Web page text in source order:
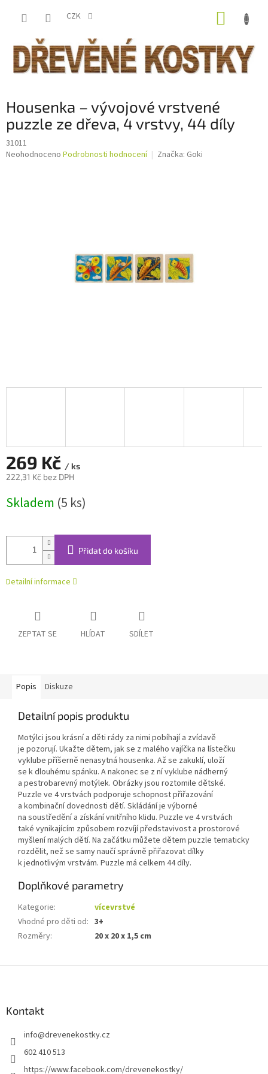
CZK
Housenka – vývojové vrstvené
puzzle ze dřeva, 4 vrstvy, 44 díly
31011
Průměrné
Neohodnoceno Podrobnosti hodnocení Značka: Goki
269 Kč / ks
222,31 Kč bez DPH
cena:
Skladem (5 ks)
Přidat do košíku
Detailní informace
ZEPTAT SE HLÍDAT SDÍLET
Popis Diskuze
Detailní popis produktu
Motýlci jsou krásní a děti rády za nimi pobíhají a zvídavě
je pozorují. Ukažte dětem, jak se z malého vajíčka na lístečku
vyklube příšerně nenasytná housenka. Až se zakuklí, uloží
se k dlouhému spánku. A nakonec se z ní vyklube nádherný
a pestrobarevný motýlek. Obrázky jsou roztomile dětské.
Puzzle ve 4 vrstvách podporuje schopnost přiřazování
a kombinační dovednosti dětí. Skládání je výborné
na soustředění a získání vnitřního klidu. Puzzle ve 4 vrstvách
také vynikajícím způsobem rozvíjí představivost a prostorové
myšlení malých dětí. Na začátku můžete dětem puzzle tematicky
rozdělit, než se samy naučí správně přiřazovat dílky
k jednotlivým vrstvám. Puzzle má celkem 44 díly.
Doplňkové parametry
Kategorie:
vícevrstvé
Vhodné pro děti od: 3+
Rozměry: 20 x 20 x 1,5 cm
Kontakt
info@drevenekostky.cz
602 410 513
https://www.facebook.com/drevenekostky/